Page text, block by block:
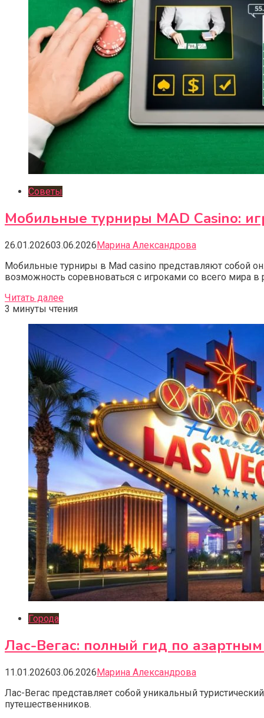
Советы
Мобильные турниры MAD Casino:
26.01.202603.06.2026Марина Александрова
Мобильные турниры в Mad casino представляют собой
возможность соревноваться с игроками со всего мира
Читать далее
3 минуты чтения
Города
Лас-Вегас: полный гид по
11.01.202603.06.2026Марина Александрова
Лас-Вегас представляет собой уникальный
путешественников.